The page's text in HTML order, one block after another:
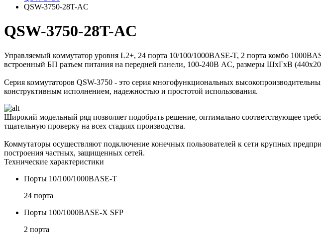
QSW-3750-28T-AC
QSW-3750-28T-AC
Управляемый коммутатор уровня L2+, 24 порта 10/100/1000BASE-T, 2 порта комбо
встроенный БП разъем питания на передней панели, 100-240В AC, размеры ШхГхВ
Серия коммутаторов QSW-3750 - это серия многофункциональных
конструктивным исполнением, надежностью и простотой использования.
Широкий модельный ряд позволяет подобрать решение, оптимально соответствующее
тщательную проверку на всех стадиях производства.
Коммутаторы осуществляют подключение конечных пользователей к сети крупных
построения частных, защищенных сетей.
Технические характеристики
Порты 10/100/1000BASE-T
24 порта
Порты 100/1000BASE-X SFP
2 порта